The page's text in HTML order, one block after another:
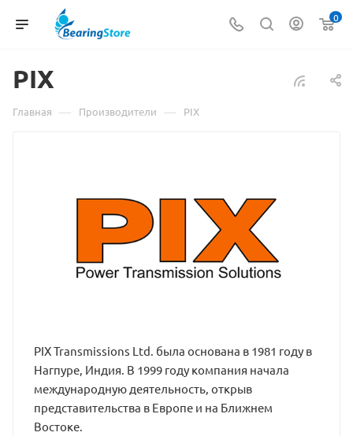
0
PIX
Главная — Производители — PIX
PIX Transmissions Ltd. была основана в 1981 году в
Нагпуре, Индия. В 1999 году компания начала
международную деятельность, открыв
представительства в Европе и на Ближнем
Востоке.